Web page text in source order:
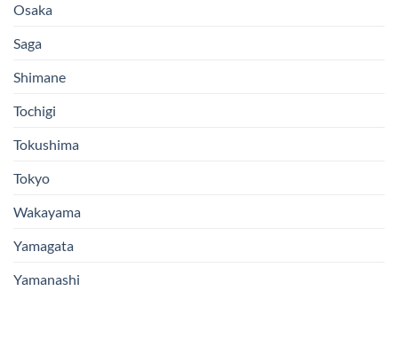
Osaka
Saga
Shimane
Tochigi
Tokushima
Tokyo
Wakayama
Yamagata
Yamanashi